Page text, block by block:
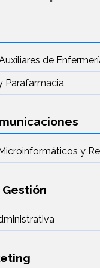
de
Parafarmacia
y